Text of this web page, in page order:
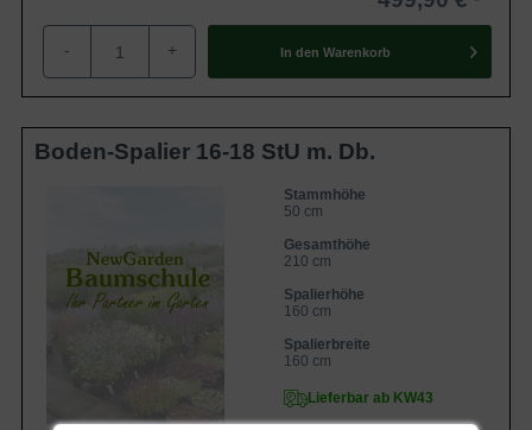
- + In den Warenkorb
Boden-Spalier 16-18 StU m. Db.
Stammhöhe
50 cm
Gesamthöhe
210 cm
Spalierhöhe
160 cm
Spalierbreite
160 cm
Lieferbar ab KW43